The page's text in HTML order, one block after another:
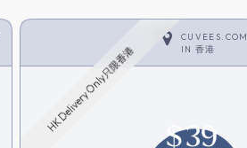
CUVEES.COM
IN香港
HK Delivery Only只限香港
$39